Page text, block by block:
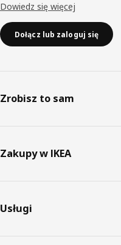
Dowiedz się więcej
Dołącz lub zaloguj się
Zrobisz to sam
Zakupy w IKEA
Usługi